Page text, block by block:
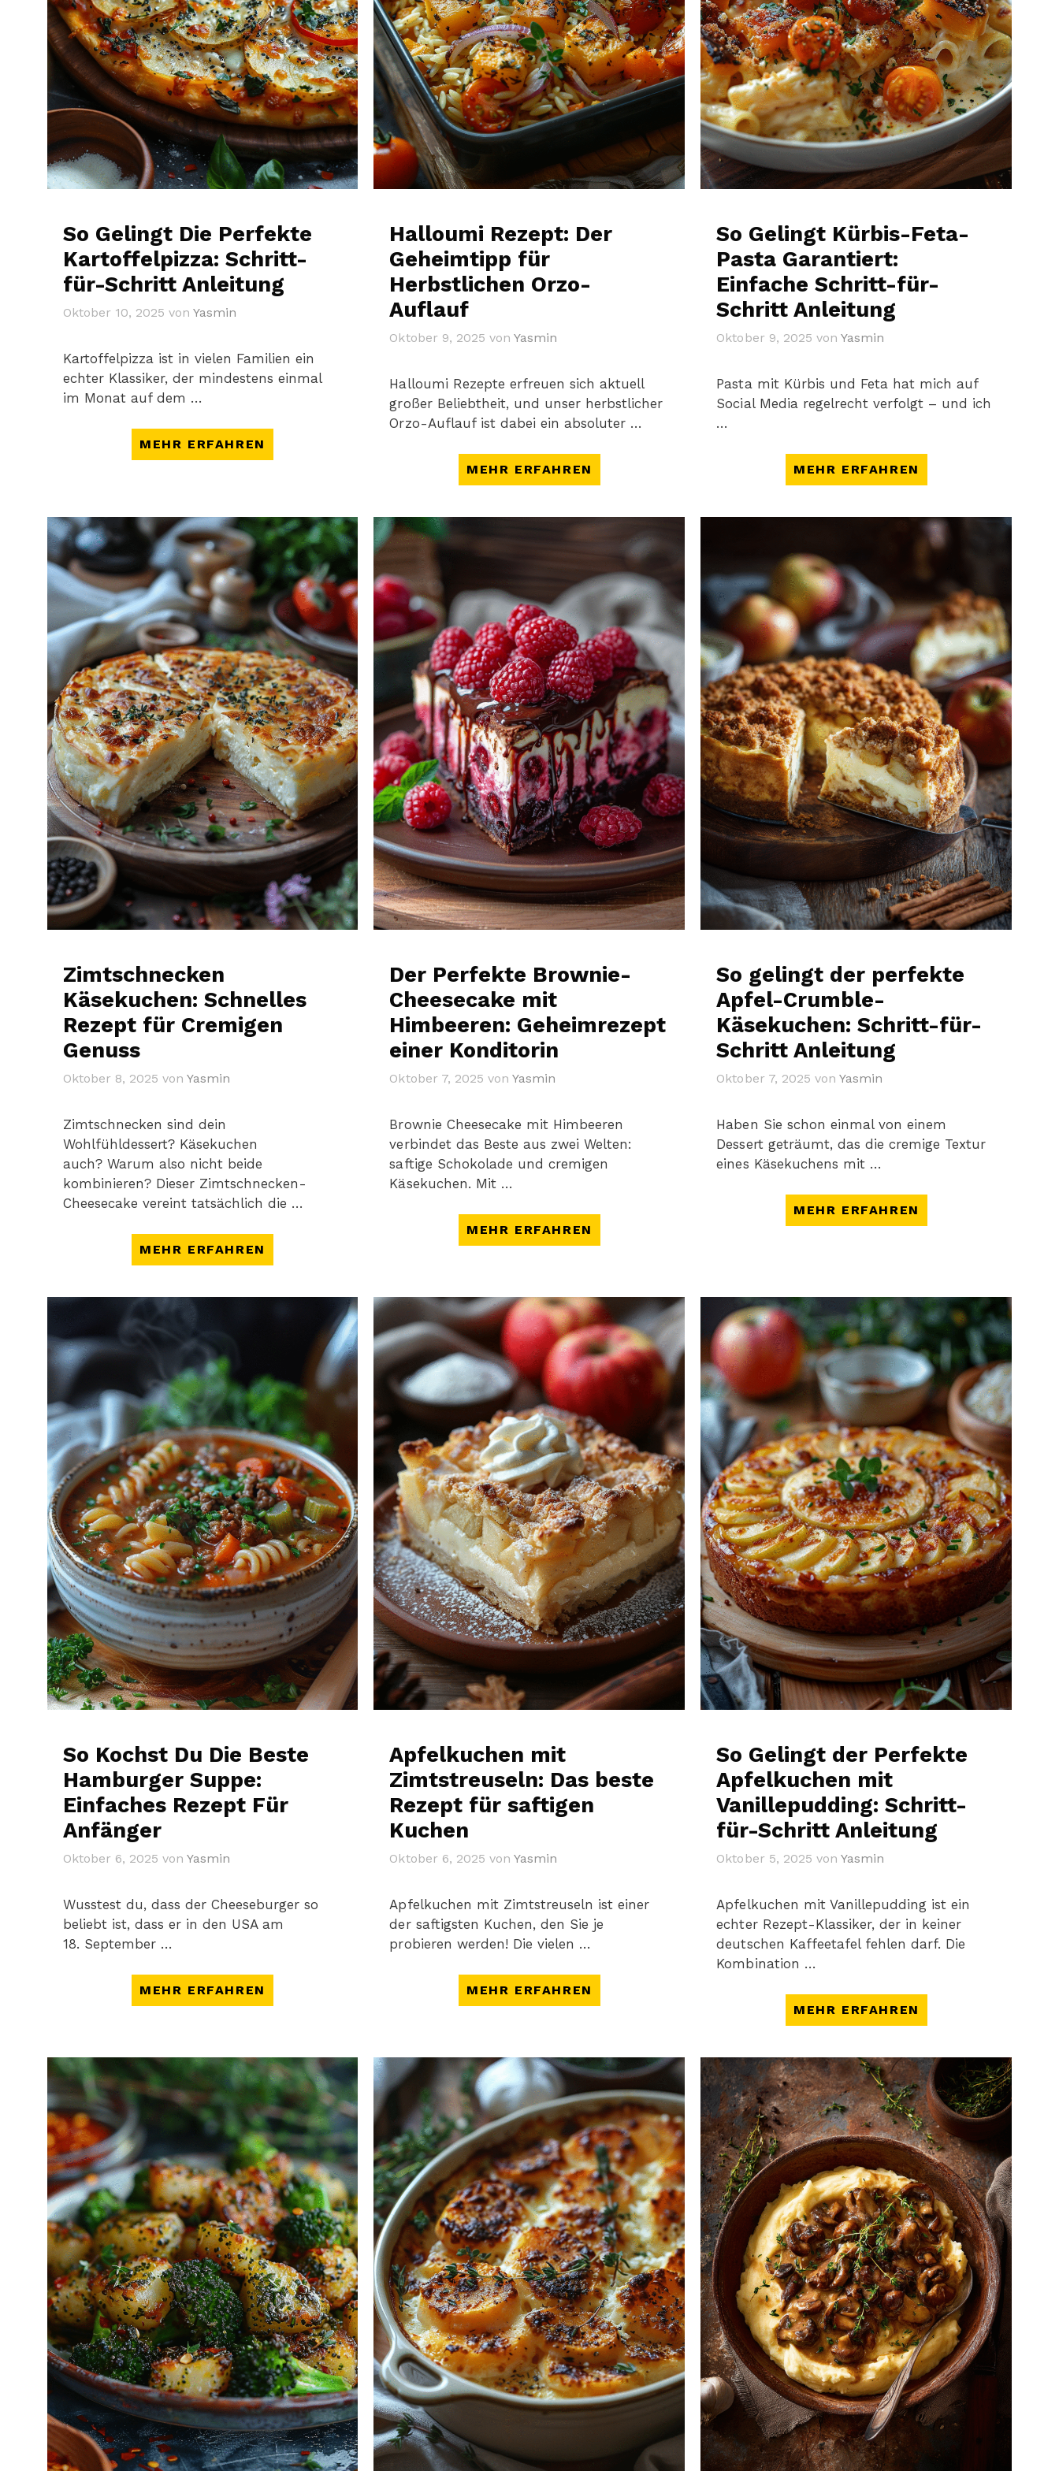
So Gelingt Die Perfekte
Kartoffelpizza: Schritt-
für-Schritt Anleitung
Oktober 10, 2025 von Yasmin
Kartoffelpizza ist in vielen Familien ein
echter Klassiker, der mindestens einmal
im Monat auf dem …
MEHR ERFAHREN
Halloumi Rezept: Der
Geheimtipp für
Herbstlichen Orzo-
Auflauf
Oktober 9, 2025 von Yasmin
Halloumi Rezepte erfreuen sich aktuell
großer Beliebtheit, und unser herbstlicher
Orzo-Auflauf ist dabei ein absoluter …
MEHR ERFAHREN
So Gelingt Kürbis-Feta-
Pasta Garantiert:
Einfache Schritt-für-
Schritt Anleitung
Oktober 9, 2025 von Yasmin
Pasta mit Kürbis und Feta hat mich auf
Social Media regelrecht verfolgt – und ich
…
MEHR ERFAHREN
Zimtschnecken
Käsekuchen: Schnelles
Rezept für Cremigen
Genuss
Oktober 8, 2025 von Yasmin
Zimtschnecken sind dein
Wohlfühldessert? Käsekuchen
auch? Warum also nicht beide
kombinieren? Dieser Zimtschnecken-
Cheesecake vereint tatsächlich die …
MEHR ERFAHREN
Der Perfekte Brownie-
Cheesecake mit
Himbeeren: Geheimrezept
einer Konditorin
Oktober 7, 2025 von Yasmin
Brownie Cheesecake mit Himbeeren
verbindet das Beste aus zwei Welten:
saftige Schokolade und cremigen
Käsekuchen. Mit …
MEHR ERFAHREN
So gelingt der perfekte
Apfel-Crumble-
Käsekuchen: Schritt-für-
Schritt Anleitung
Oktober 7, 2025 von Yasmin
Haben Sie schon einmal von einem
Dessert geträumt, das die cremige Textur
eines Käsekuchens mit …
MEHR ERFAHREN
So Kochst Du Die Beste
Hamburger Suppe:
Einfaches Rezept Für
Anfänger
Oktober 6, 2025 von Yasmin
Wusstest du, dass der Cheeseburger so
beliebt ist, dass er in den USA am
18. September …
MEHR ERFAHREN
Apfelkuchen mit
Zimtstreuseln: Das beste
Rezept für saftigen
Kuchen
Oktober 6, 2025 von Yasmin
Apfelkuchen mit Zimtstreuseln ist einer
der saftigsten Kuchen, den Sie je
probieren werden! Die vielen …
MEHR ERFAHREN
So Gelingt der Perfekte
Apfelkuchen mit
Vanillepudding: Schritt-
für-Schritt Anleitung
Oktober 5, 2025 von Yasmin
Apfelkuchen mit Vanillepudding ist ein
echter Rezept-Klassiker, der in keiner
deutschen Kaffeetafel fehlen darf. Die
Kombination …
MEHR ERFAHREN